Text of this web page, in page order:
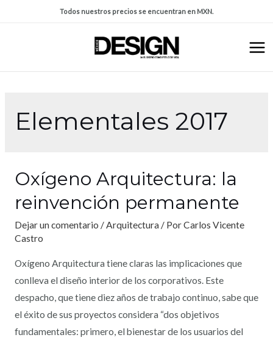
Todos nuestros precios se encuentran en MXN.
Elementales 2017
Oxígeno Arquitectura: la
reinvención permanente
Dejar un comentario /Arquitectura / PorCarlos Vicente
Castro
Oxígeno Arquitectura tiene claras las implicaciones que
conlleva el diseño interior de los corporativos. Este
despacho, que tiene diez años de trabajo continuo, sabe que
el éxito de sus proyectos considera “dos objetivos
fundamentales: primero, el bienestar de los usuarios del